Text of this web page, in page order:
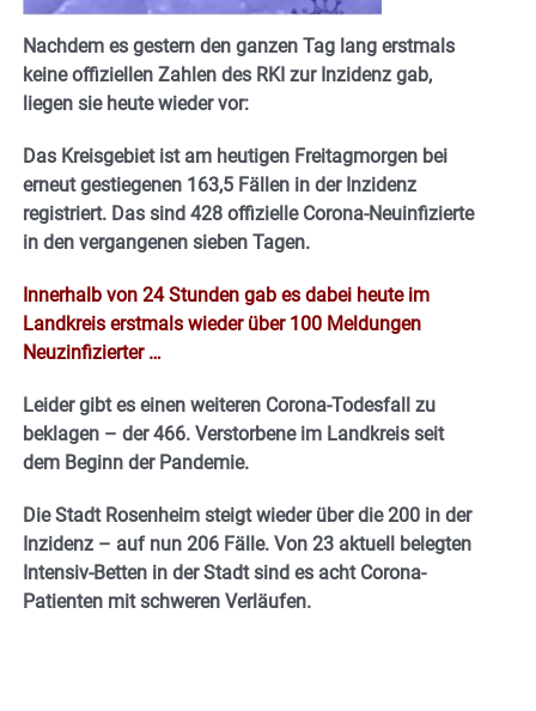
Nachdem es gestern den ganzen Tag lang erstmals
keine offiziellen Zahlen des RKI zur Inzidenz gab,
liegen sie heute wieder vor:
Das Kreisgebiet ist am heutigen Freitagmorgen bei
erneut gestiegenen 163,5 Fällen in der Inzidenz
registriert. Das sind 428 offizielle Corona-Neuinfizierte
in den vergangenen sieben Tagen.
Innerhalb von 24 Stunden gab es dabei heute im
Landkreis erstmals wieder über 100 Meldungen
Neuzinfizierter …
Leider gibt es einen weiteren Corona-Todesfall zu
beklagen – der 466. Verstorbene im Landkreis seit
dem Beginn der Pandemie.
Die Stadt Rosenheim steigt wieder über die 200 in der
Inzidenz – auf nun 206 Fälle. Von 23 aktuell belegten
Intensiv-Betten in der Stadt sind es acht Corona-
Patienten mit schweren Verläufen.